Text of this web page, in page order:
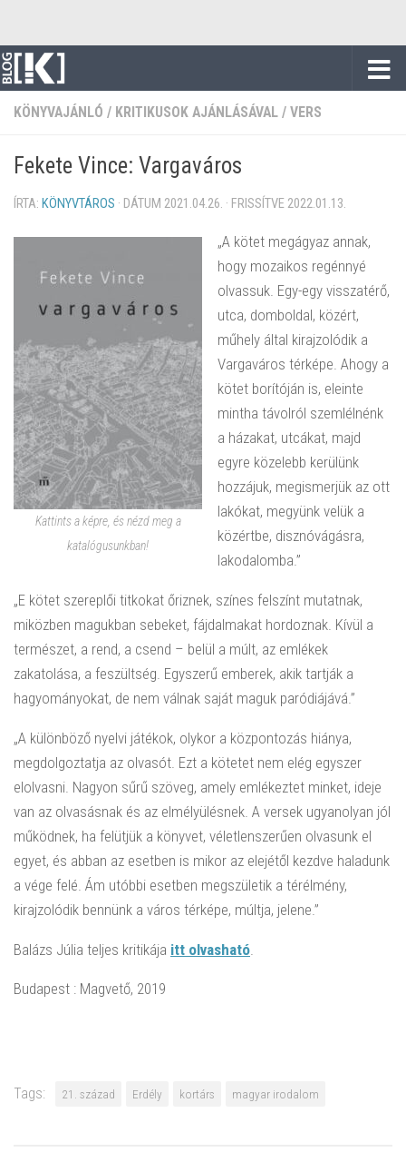
KÖNYVAJÁNLÓ / KRITIKUSOK AJÁNLÁSÁVAL / VERS
Fekete Vince: Vargaváros
ÍRTA: KÖNYVTÁROS · DÁTUM 2021.04.26. · FRISSÍTVE 2022.01.13.
Kattints a képre, és nézd meg a
katalógusunkban!
„A kötet megágyaz annak,
hogy mozaikos regénnyé
olvassuk. Egy-egy visszatérő,
utca, domboldal, közért,
műhely által kirajzolódik a
Vargaváros térképe. Ahogy a
kötet borítóján is, eleinte
mintha távolról szemlélnénk
a házakat, utcákat, majd
egyre közelebb kerülünk
hozzájuk, megismerjük az ott
lakókat, megyünk velük a
közértbe, disznóvágásra,
lakodalomba.”
„E kötet szereplői titkokat őriznek, színes felszínt mutatnak,
miközben magukban sebeket, fájdalmakat hordoznak. Kívül a
természet, a rend, a csend – belül a múlt, az emlékek
zakatolása, a feszültség. Egyszerű emberek, akik tartják a
hagyományokat, de nem válnak saját maguk paródiájává.”
„A különböző nyelvi játékok, olykor a központozás hiánya,
megdolgoztatja az olvasót. Ezt a kötetet nem elég egyszer
elolvasni. Nagyon sűrű szöveg, amely emlékeztet minket, ideje
van az olvasásnak és az elmélyülésnek. A versek ugyanolyan jól
működnek, ha felütjük a könyvet, véletlenszerűen olvasunk el
egyet, és abban az esetben is mikor az elejétől kezdve haladunk
a vége felé. Ám utóbbi esetben megszületik a térélmény,
kirajzolódik bennünk a város térképe, múltja, jelene.”
Balázs Júlia teljes kritikája itt olvasható
Budapest : Magvető, 2019
Tags: 21. század Erdély kortárs magyar irodalom